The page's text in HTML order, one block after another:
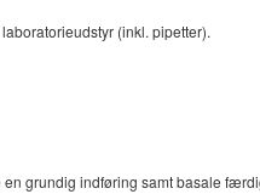
(inkl. pipetter).
grundig indføring samt basale